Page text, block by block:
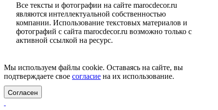
Все тексты и фотографии на сайте marocdecor.ru
являются интеллектуальной собственностью
компании. Использование текстовых материалов и
фотографий с сайта marocdecor.ru возможно только с
активной ссылкой на ресурс.
Мы используем файлы cookie. Оставаясь на сайте, вы
подтверждаете свое согласие на их использование.
Согласен